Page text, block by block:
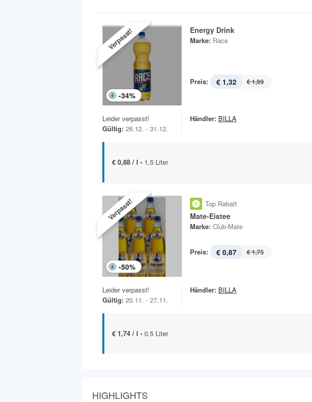
Verpasst!
-34%
Energy Drink
Marke: Race
Preis: € 1,32 € 1,99
Leider verpasst!
Gültig: 26.12. - 31.12.
Händler: BILLA
€ 0,88 / l - 1,5 Liter
Verpasst!
-50%
Top Rabatt
Mate-Eistee
Marke: Club-Mate
Preis: € 0,87 € 1,75
Leider verpasst!
Gültig: 20.11. - 27.11.
Händler: BILLA
€ 1,74 / l - 0,5 Liter
HIGHLIGHTS